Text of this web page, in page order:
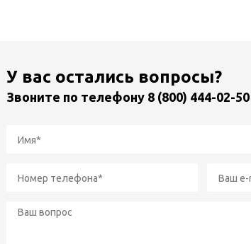
У вас остались вопросы?
Звоните по телефону 8 (800) 444-02-50